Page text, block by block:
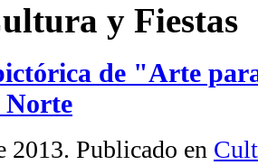
y Fiestas
de "Arte
Norte
2013. Publicado en